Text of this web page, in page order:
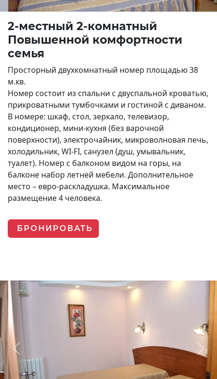
2-местный 2-комнатный
Повышенной комфортности
семья
Просторный двухкомнатный номер площадью 38
м.кв.
Номер состоит из спальни с двуспальной кроватью,
прикроватными тумбочками и гостиной с диваном.
В номере: шкаф, стол, зеркало, телевизор,
кондиционер, мини-кухня (без варочной
поверхности), электрочайник, микроволновая печь,
холодильник, WI-FI, санузел (душ, умывальник,
туалет). Номер с балконом видом на горы, на
балконе набор летней мебели. Дополнительное
место – евро-раскладушка. Максимальное
размещение 4 человека.
БРОНИРОВАТЬ
Previous Next